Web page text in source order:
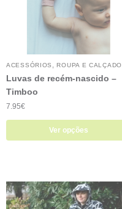
ACESSÓRIOS ROUPA E CALÇADO
Luvas de recém-nascido –
Timboo
7.95€
Ver opções